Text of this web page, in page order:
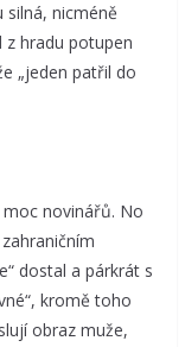
nicméně
hradu potupen
„jeden patřil do
moc novinářů. No
dostal a párkrát s
kromě toho
obraz muže,